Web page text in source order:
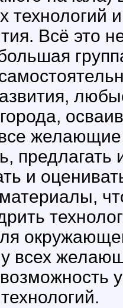
Всё это
желающие
и
всех